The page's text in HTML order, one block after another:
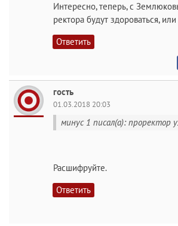
Интересно, теперь, с
ректора будут здороваться,
Ответить
гость
01.03.2018 20:03
минус 1 писал(а): проректор
Расшифруйте.
Ответить